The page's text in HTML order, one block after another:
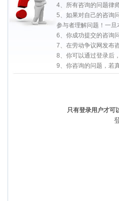
4、所有咨询的问题律
5、如果对自己的咨询
参与者理解问题！一
6、你成功提交的咨询
7、在劳动争议网发布
8、你可以通过登录后
9、你咨询的问题，若
只有登录用户才可